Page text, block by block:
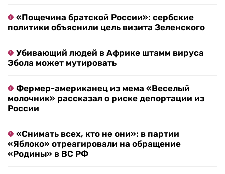
«Пощечина братской России»: сербские
политики объяснили цель визита Зеленского
Убивающий людей в Африке штамм вируса
Эбола может мутировать
Фермер-американец из мема «Веселый
молочник» рассказал о риске депортации из
России
«Снимать всех, кто не они»: в партии
«Яблоко» отреагировали на обращение
«Родины» в ВС РФ